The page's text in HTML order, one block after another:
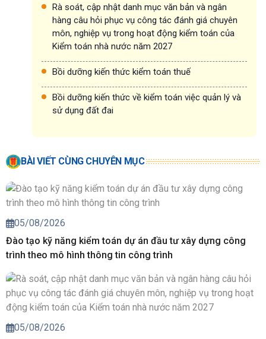
Rà soát, cập nhật danh mục văn bản và ngân
hàng câu hỏi phục vụ công tác đánh giá chuyên
môn, nghiệp vụ trong hoạt động kiểm toán của
Kiểm toán nhà nước năm 2027
Bồi dưỡng kiến thức kiểm toán thuế
Bồi dưỡng kiến thức về kiểm toán việc quản lý và
sử dụng đất đai
BÀI VIẾT CÙNG CHUYÊN MỤC
05/08/2026
Đào tạo kỹ năng kiểm toán dự án đầu tư xây dựng công
trình theo mô hình thông tin công trình
05/08/2026